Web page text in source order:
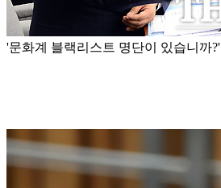
'문화계 블랙리스트 명단이 있습니까?'